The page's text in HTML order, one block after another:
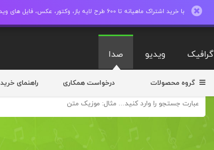
با خرید اشتراک ماهیانه تا 600 طرح لایه باز، وکتور، عکس، فایل های ویدیو وصدا دانلود کنید.
گرافیک ویدیو صدا
گروه محصولات درخواست همکاری راهنمای خرید